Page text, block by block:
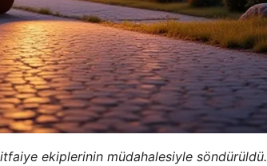
itfaiye ekiplerinin müdahalesiyle söndürüldü.